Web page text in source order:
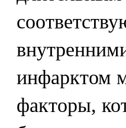
инфарктом
факторы,